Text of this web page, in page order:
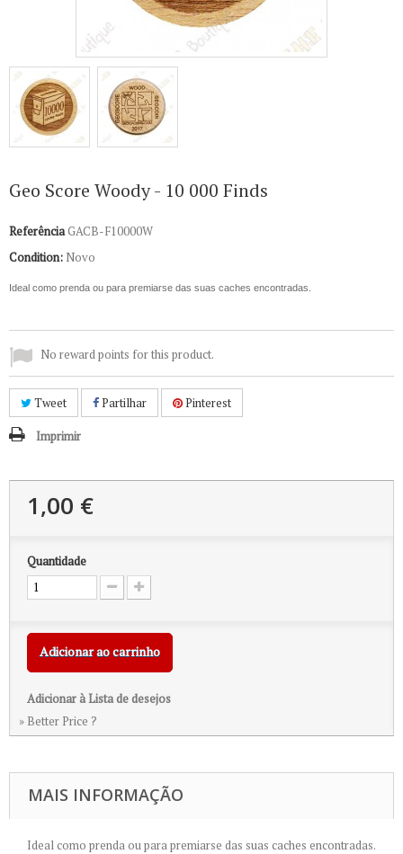
Geo Score Woody - 10 000 Finds
ReferênciaGACB-F10000W
Condition: Novo
Ideal como prenda ou para premiarse das suas caches encontradas.
No reward points for this product.
Tweet Partilhar Pinterest
Imprimir
1,00 €
Quantidade
Adicionar ao carrinho
Adicionar à Lista de desejos
» Better Price ?
MAIS INFORMAÇÃO
Ideal como prenda ou para premiarse das suas caches encontradas.